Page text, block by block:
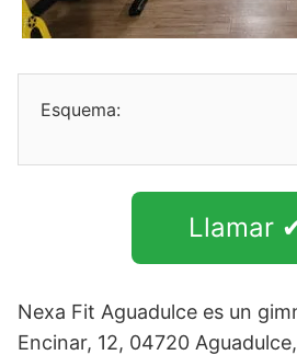
Esquema:
Llamar
Nexa Fit Aguadulce es un
Encinar, 12, 04720